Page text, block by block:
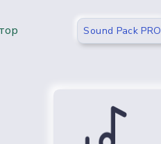
Sound Pack PRO